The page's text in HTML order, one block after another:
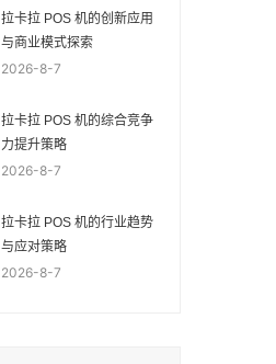
拉卡拉 POS 机的创新应用
与商业模式探索
2026-8-7
拉卡拉 POS 机的综合竞争
力提升策略
2026-8-7
拉卡拉 POS 机的行业趋势
与应对策略
2026-8-7